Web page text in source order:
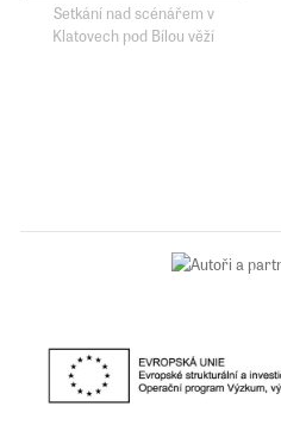
Setkání nad scénářem v
Klatovech pod Bílou věží